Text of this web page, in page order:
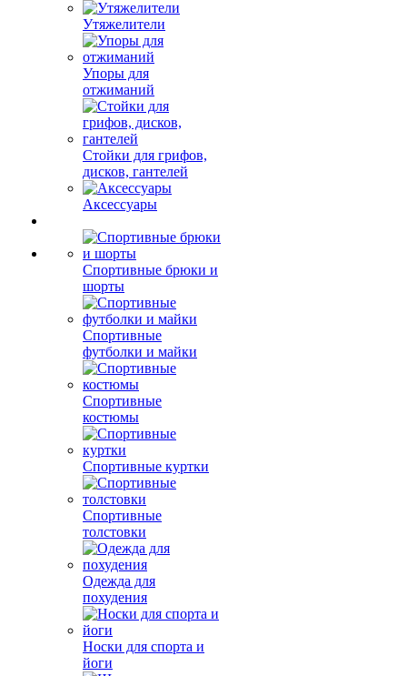
Утяжелители
Упоры для
отжиманий
Стойки для грифов,
дисков, гантелей
Аксессуары
Спортивные брюки и
шорты
Спортивные
футболки и майки
Спортивные
костюмы
Спортивные куртки
Спортивные
толстовки
Одежда для
похудения
Носки для спорта и
йоги